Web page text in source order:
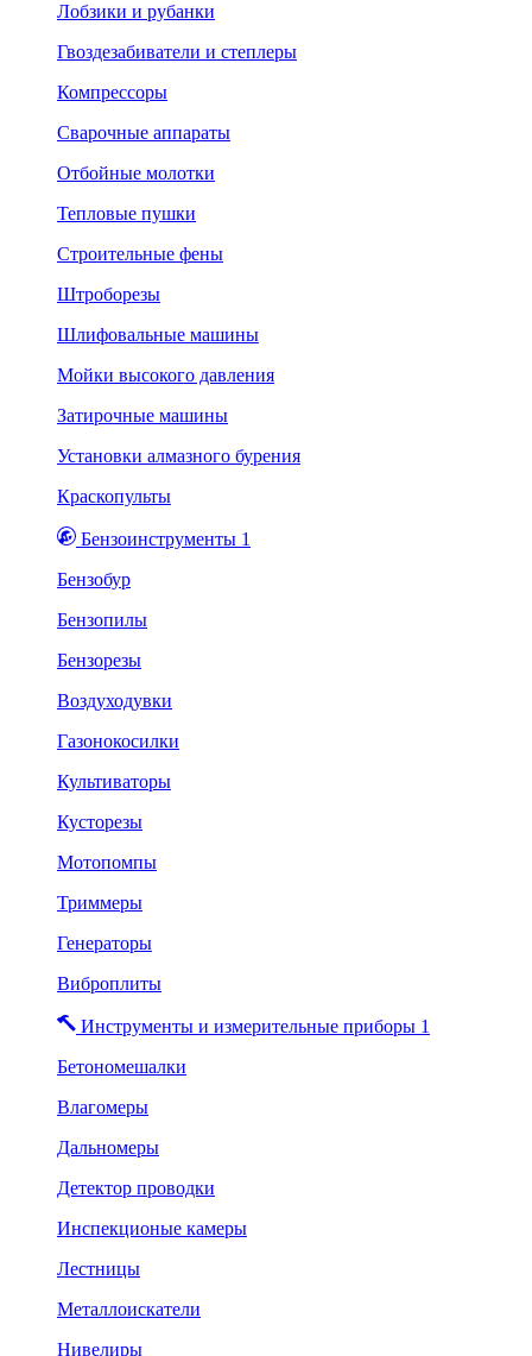
Лобзики и рубанки
Гвоздезабиватели и степлеры
Компрессоры
Сварочные аппараты
Отбойные молотки
Тепловые пушки
Строительные фены
Штроборезы
Шлифовальные машины
Мойки высокого давления
Затирочные машины
Установки алмазного бурения
Краскопульты
Бензоинструменты 1
Бензобур
Бензопилы
Бензорезы
Воздуходувки
Газонокосилки
Культиваторы
Кусторезы
Мотопомпы
Триммеры
Генераторы
Виброплиты
Инструменты и измерительные приборы 1
Бетономешалки
Влагомеры
Дальномеры
Детектор проводки
Инспекционые камеры
Лестницы
Металлоискатели
Нивелиры